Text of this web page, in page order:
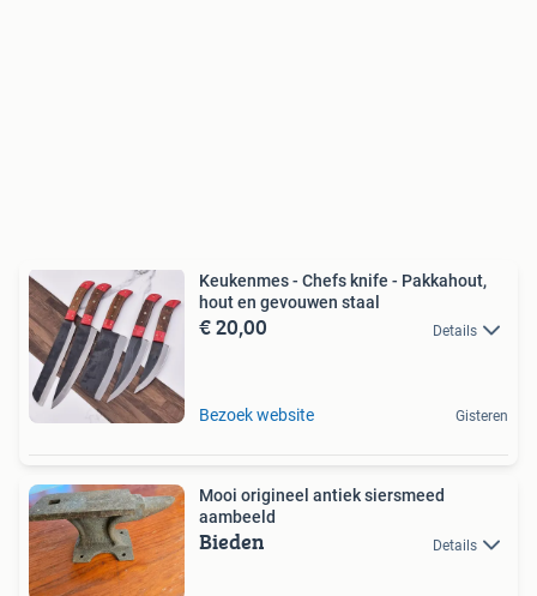
Keukenmes - Chefs knife - Pakkahout,
hout en gevouwen staal
€ 20,00 Details
Bezoek website Gisteren
Mooi origineel antiek siersmeed
aambeeld
Bieden Details